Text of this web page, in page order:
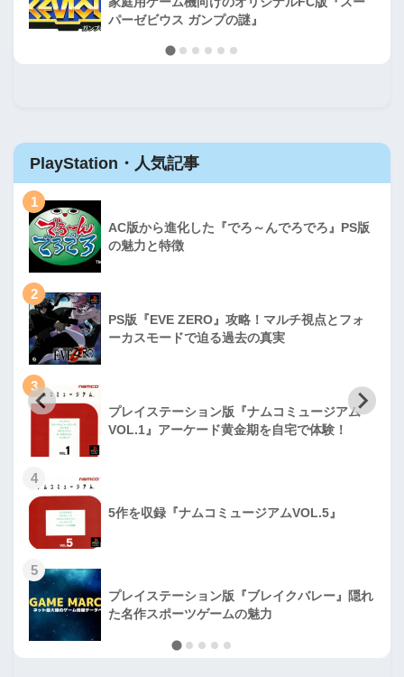
パーゼビウス ガンプの謎』
PlayStation・人気記事
1
AC版から進化した『でろ～んでろでろ』PS版
の魅力と特徴
2
PS版『EVE ZERO』攻略！マルチ視点とフォ
ーカスモードで迫る過去の真実
3
プレイステーション版『ナムコミュージアム
VOL.1』アーケード黄金期を自宅で体験！
4
5作を収録『ナムコミュージアムVOL.5』
5
プレイステーション版『ブレイクバレー』隠れ
た名作スポーツゲームの魅力